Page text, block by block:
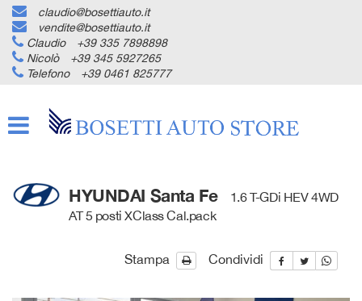
HOME
AZIENDA
LISTA VEICOLI
ASSISTENZA
claudio@bosettiauto.it
vendite@bosettiauto.it
Claudio
+39 335 7898898
Nicolò
+39 345 5927265
Telefono
+39 0461 825777
HYUNDAI Santa Fe
1.6 T-GDi HEV 4WD
AT 5 posti XClass Cal.pack
Stampa Condividi